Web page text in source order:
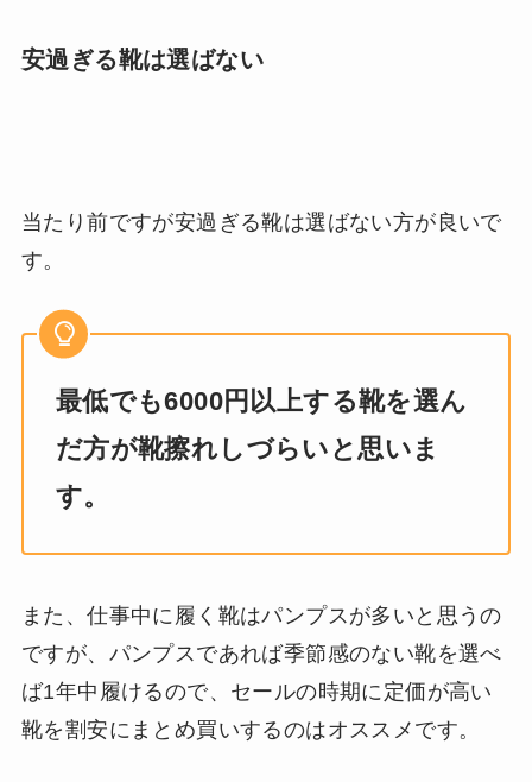
安過ぎる靴は選ばない
当たり前ですが安過ぎる靴は選ばない方が良いで
す。
最低でも6000円以上する靴を選ん
だ方が靴擦れしづらいと思いま
す。
また、仕事中に履く靴はパンプスが多いと思うの
ですが、パンプスであれば季節感のない靴を選べ
ば1年中履けるので、セールの時期に定価が高い
靴を割安にまとめ買いするのはオススメです。